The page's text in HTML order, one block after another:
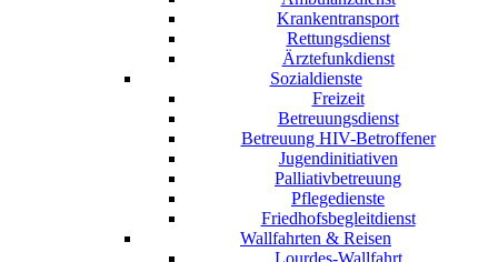
Krankentransport
Rettungsdienst
Ärztefunkdienst
Sozialdienste
Freizeit
Betreuungsdienst
Betreuung HIV-Betroffener
Jugendinitiativen
Palliativbetreuung
Pflegedienste
Friedhofsbegleitdienst
Wallfahrten & Reisen
Lourdes-Wallfahrt